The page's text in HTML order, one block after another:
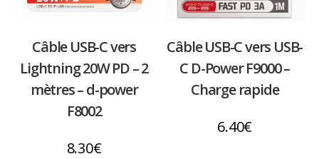
Câble USB-C vers
Lightning 20W PD – 2
mètres – d-power
F8002
8.30€
Câble USB-C vers USB-
C D-Power F9000 –
Charge rapide
6.40€